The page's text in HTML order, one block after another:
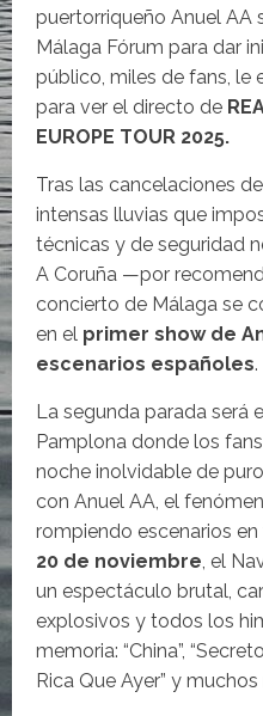
puertorriqueño Anuel AA
Málaga Fórum para dar
público, miles de fans, le
para ver el directo de
EUROPE TOUR 2025.
Tras las cancelaciones
intensas lluvias que
técnicas y de seguridad
A Coruña —por
concierto de Málaga se
en el primer show de
escenarios españoles.
La segunda parada será
Pamplona donde los
noche inolvidable de
con Anuel AA, el
rompiendo escenarios
20 de noviembre, el
un espectáculo brutal,
explosivos y todos los
memoria: “China”,
Rica Que Ayer” y muchos